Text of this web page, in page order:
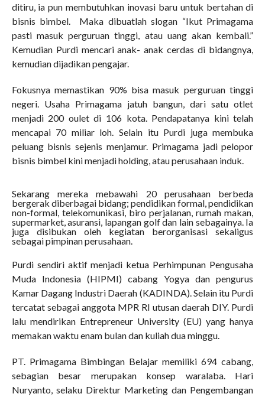
ditiru, ia pun membutuhkan inovasi baru untuk bertahan di
bisnis bimbel. Maka dibuatlah slogan “Ikut Primagama
pasti masuk perguruan tinggi, atau uang akan kembali.”
Kemudian Purdi mencari anak- anak cerdas di bidangnya,
kemudian dijadikan pengajar.
Fokusnya memastikan 90% bisa masuk perguruan tinggi
negeri. Usaha Primagama jatuh bangun, dari satu otlet
menjadi 200 oulet di 106 kota. Pendapatanya kini telah
mencapai 70 miliar loh. Selain itu Purdi juga membuka
peluang bisnis sejenis menjamur. Primagama jadi pelopor
bisnis bimbel kini menjadi holding, atau perusahaan induk.
Sekarang mereka mebawahi 20 perusahaan berbeda
bergerak diberbagai bidang; pendidikan formal, pendidikan
non-formal, telekomunikasi, biro perjalanan, rumah makan,
supermarket, asuransi, lapangan golf dan lain sebagainya. Ia
juga disibukan oleh kegiatan berorganisasi sekaligus
sebagai pimpinan perusahaan.
Purdi sendiri aktif menjadi ketua Perhimpunan Pengusaha
Muda Indonesia (HIPMI) cabang Yogya dan pengurus
Kamar Dagang Industri Daerah (KADINDA). Selain itu Purdi
tercatat sebagai anggota MPR RI utusan daerah DIY. Purdi
lalu mendirikan Entrepreneur University (EU) yang hanya
memakan waktu enam bulan dan kuliah dua minggu.
PT. Primagama Bimbingan Belajar memiliki 694 cabang,
sebagian besar merupakan konsep waralaba. Hari
Nuryanto, selaku Direktur Marketing dan Pengembangan